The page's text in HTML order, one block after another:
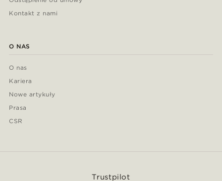
Kontakt z nami
O NAS
O nas
Kariera
Nowe artykuły
Prasa
CSR
Trustpilot